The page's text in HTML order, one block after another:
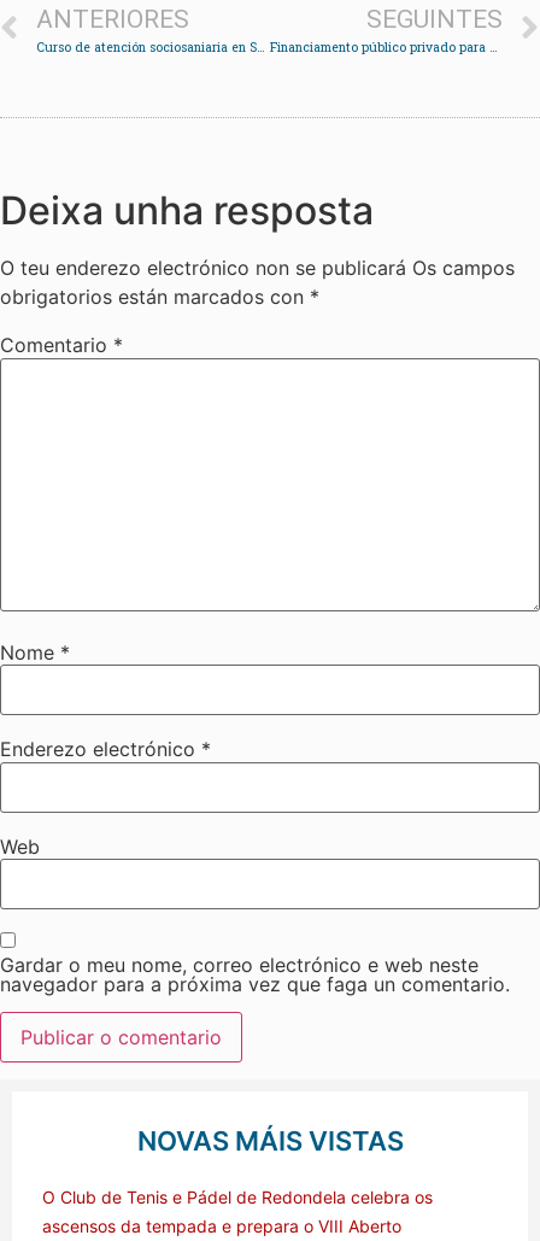
ANTERIORES
Curso de atención sociosaniaria en Soutomaior
SEGUINTES
Financiamento público privado para a A-59 e ampliación de Rande no 2011
Deixa unha resposta
O teu enderezo electrónico non se publicará Os campos
obrigatorios están marcados con *
Comentario *
Nome *
Enderezo electrónico *
Web
Gardar o meu nome, correo electrónico e web neste
navegador para a próxima vez que faga un comentario.
NOVAS MÁIS VISTAS
O Club de Tenis e Pádel de Redondela celebra os
ascensos da tempada e prepara o VIII Aberto